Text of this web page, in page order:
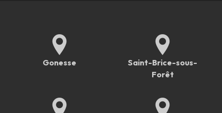
Gonesse
Saint-Brice-sous-
Forêt